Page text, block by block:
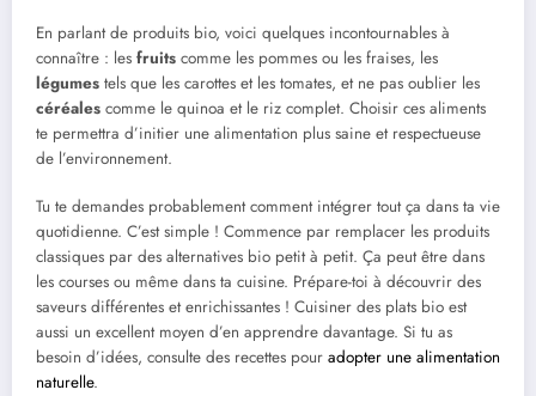
En parlant de produits bio, voici quelques incontournables à
connaître : les fruits comme les pommes ou les fraises, les
légumes tels que les carottes et les tomates, et ne pas oublier les
céréales comme le quinoa et le riz complet. Choisir ces aliments
te permettra d’initier une alimentation plus saine et respectueuse
de l’environnement.
Tu te demandes probablement comment intégrer tout ça dans ta vie
quotidienne. C’est simple ! Commence par remplacer les produits
classiques par des alternatives bio petit à petit. Ça peut être dans
les courses ou même dans ta cuisine. Prépare-toi à découvrir des
saveurs différentes et enrichissantes ! Cuisiner des plats bio est
aussi un excellent moyen d’en apprendre davantage. Si tu as
besoin d’idées, consulte des recettes pour adopter une alimentation
naturelle.